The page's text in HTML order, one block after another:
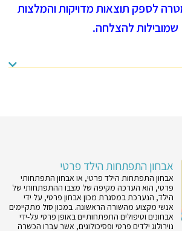
לספק תוצאות מדויקות והמלצות
שמובילות להצלחה.
אבחון התפתחות הילד פרטי
אבחון התפתחות הילד פרטי, או אבחון התפתחותי
פרטי, הוא הערכה מקיפה של מצבו ההתפתחותי של
הילד, הנערכת במסגרת מכון אבחון פרטי, על ידי
אנשי מקצוע מהשורה הראשונה. במכון סול מתקיימים
אבחונים וטיפולים התפתחותיים באופן פרטי על-ידי
נוירולוג ילדים פרטי ופסיכולוגים, אשר עברו הכשרה